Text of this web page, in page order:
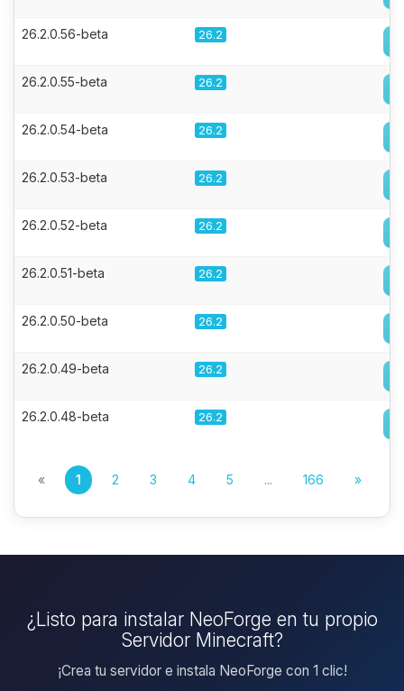
26.2.0.56-beta 26.2
26.2.0.55-beta 26.2
26.2.0.54-beta 26.2
26.2.0.53-beta 26.2
26.2.0.52-beta 26.2
26.2.0.51-beta 26.2
26.2.0.50-beta 26.2
26.2.0.49-beta 26.2
26.2.0.48-beta 26.2
« 1 2 3 4 5 ... 166 »
¿Listo para instalar NeoForge en tu propio
Servidor Minecraft?
¡Crea tu servidor e instala NeoForge con 1 clic!